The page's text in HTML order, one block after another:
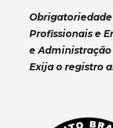
Profissionais e
e Administração
Exija o registro